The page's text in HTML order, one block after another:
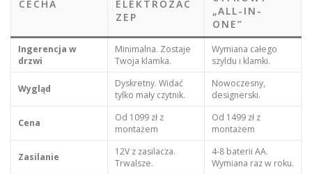
CECHA
ELEKTROZAC
ZEP
„ALL-IN-
ONE”
Ingerencja w
drzwi
Minimalna. Zostaje
Twoja klamka.
Wymiana całego
szyldu i klamki.
Wygląd
Dyskretny. Widać
tylko mały czytnik.
Nowoczesny,
designerski.
Cena
Od 1099 zł z
montażem
Od 1499 zł z
montażem
Zasilanie
12V z zasilacza.
Trwalsze.
4-8 baterii AA.
Wymiana raz w roku.